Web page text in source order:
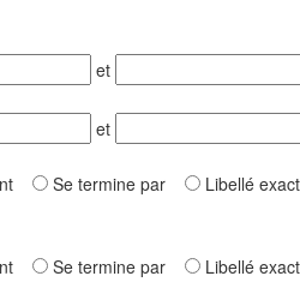
et
et
Se termine par Libellé exact
Se termine par Libellé exact